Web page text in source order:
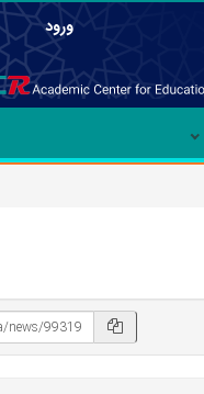
ورود